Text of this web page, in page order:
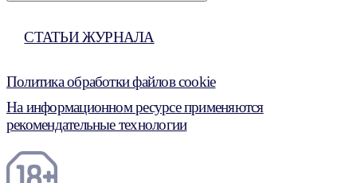
СТАТЬИ ЖУРНАЛА
Политика обработки файлов cookie
На информационном ресурсе применяются
рекомендательные технологии